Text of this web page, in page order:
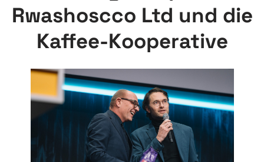
Rwashoscco Ltd und die
Kaffee-Kooperative